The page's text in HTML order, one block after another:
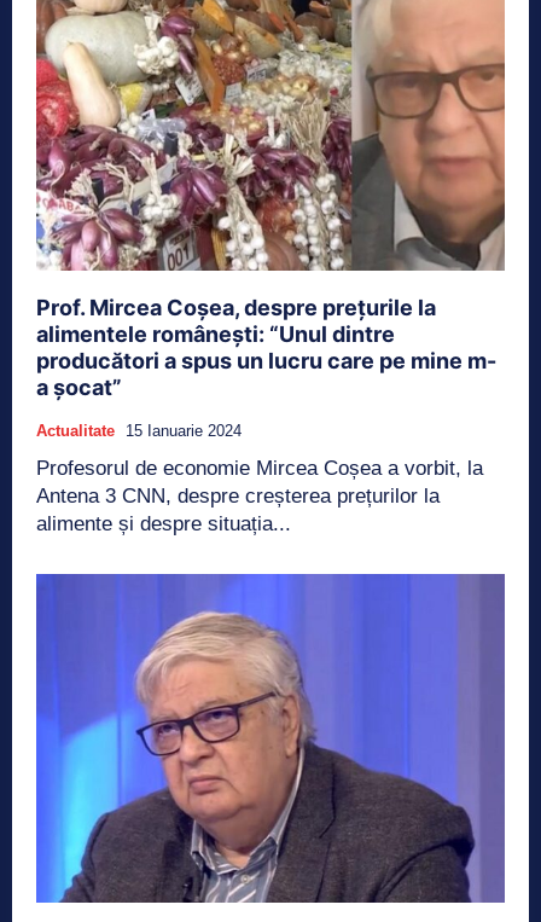
Prof. Mircea Coșea, despre prețurile la
alimentele românești: “Unul dintre
producători a spus un lucru care pe mine m-
a șocat”
Actualitate 15 Ianuarie 2024
Profesorul de economie Mircea Coșea a vorbit, la
Antena 3 CNN, despre creșterea prețurilor la
alimente și despre situația...